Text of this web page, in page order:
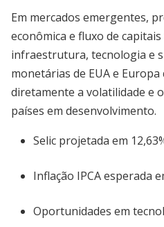
Em mercados emergentes,
econômica e fluxo de
infraestrutura, tecnologia e
monetárias de EUA e
diretamente a volatilidade e
países em desenvolvimento.
Selic projetada em
Inflação IPCA esperada
Oportunidades em